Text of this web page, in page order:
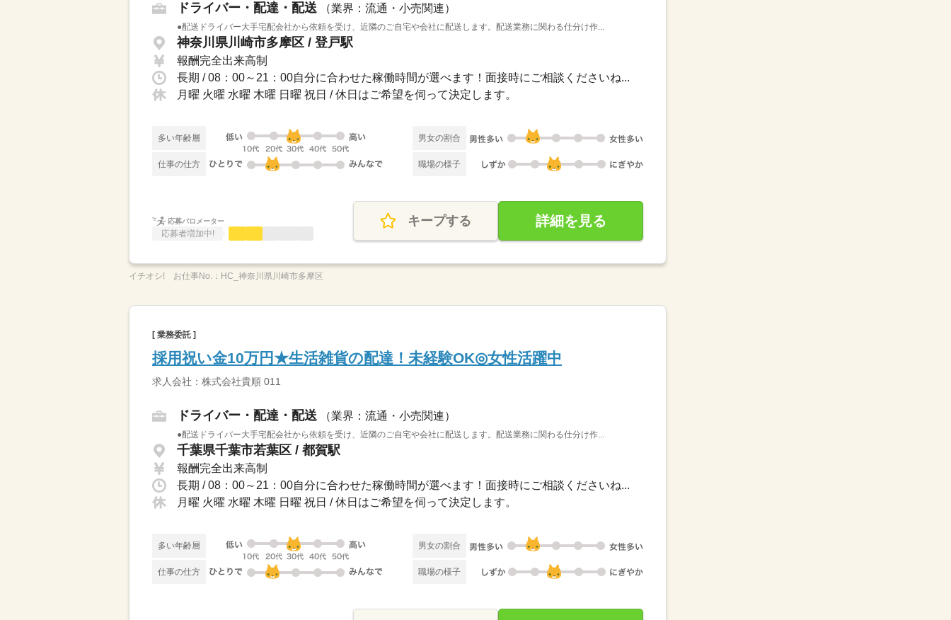
ドライバー・配達・配送 （業界：流通・小売関連）
●配送ドライバー大手宅配会社から依頼を受け、近隣のご自宅や会社に配送します。配送業務に関わる仕分け作...
神奈川県川崎市多摩区 / 登戸駅
報酬完全出来高制
長期 / 08：00～21：00自分に合わせた稼働時間が選べます！面接時にご相談くださいね...
月曜 火曜 水曜 木曜 日曜 祝日 / 休日はご希望を伺って決定します。
多い年齢層 男女の割合
仕事の仕方 職場の様子
応募バロメーター
応募者増加中!
キープする 詳細を見る
イチオシ! お仕事No.： HC_神奈川県川崎市多摩区
[ 業務委託 ]
採用祝い金10万円★生活雑貨の配達！未経験OK◎女性活躍中
求人会社：株式会社貴順 011
ドライバー・配達・配送 （業界：流通・小売関連）
●配送ドライバー大手宅配会社から依頼を受け、近隣のご自宅や会社に配送します。配送業務に関わる仕分け作...
千葉県千葉市若葉区 / 都賀駅
報酬完全出来高制
長期 / 08：00～21：00自分に合わせた稼働時間が選べます！面接時にご相談くださいね...
月曜 火曜 水曜 木曜 日曜 祝日 / 休日はご希望を伺って決定します。
多い年齢層 男女の割合
仕事の仕方 職場の様子